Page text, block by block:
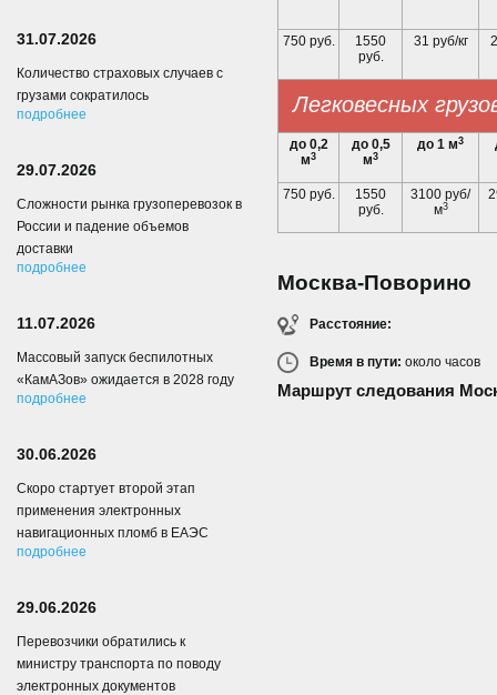
750 руб.
1550
руб.
31 руб/кг
Легковесных
до 0,2
м3
до 0,5
м3
до 1 м3
750 руб.
1550
руб.
3100 руб/
м3
Москва-Поворино
Расстояние:
Время в пути: около часов
Маршрут следования
31.07.2026
Количество страховых случаев с
грузами сократилось
подробнее
29.07.2026
Сложности рынка грузоперевозок в
России и падение объемов
доставки
подробнее
11.07.2026
Массовый запуск беспилотных
«КамАЗов» ожидается в 2028 году
подробнее
30.06.2026
Скоро стартует второй этап
применения электронных
навигационных пломб в ЕАЭС
подробнее
29.06.2026
Перевозчики обратились к
министру транспорта по поводу
электронных документов